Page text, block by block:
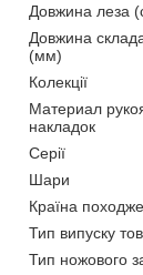
Довжина леза
Довжина
(мм)
Колекції
Материал
накладок
Серії
Шари
Країна
Тип випуску
Тип ножового